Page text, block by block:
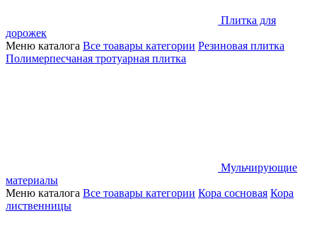
Плитка для
дорожек
Меню каталога Все тоавары категории Резиновая плитка
Полимерпесчаная тротуарная плитка
Мульчирующие
материалы
Меню каталога Все тоавары категории Кора сосновая Кора
лиственницы